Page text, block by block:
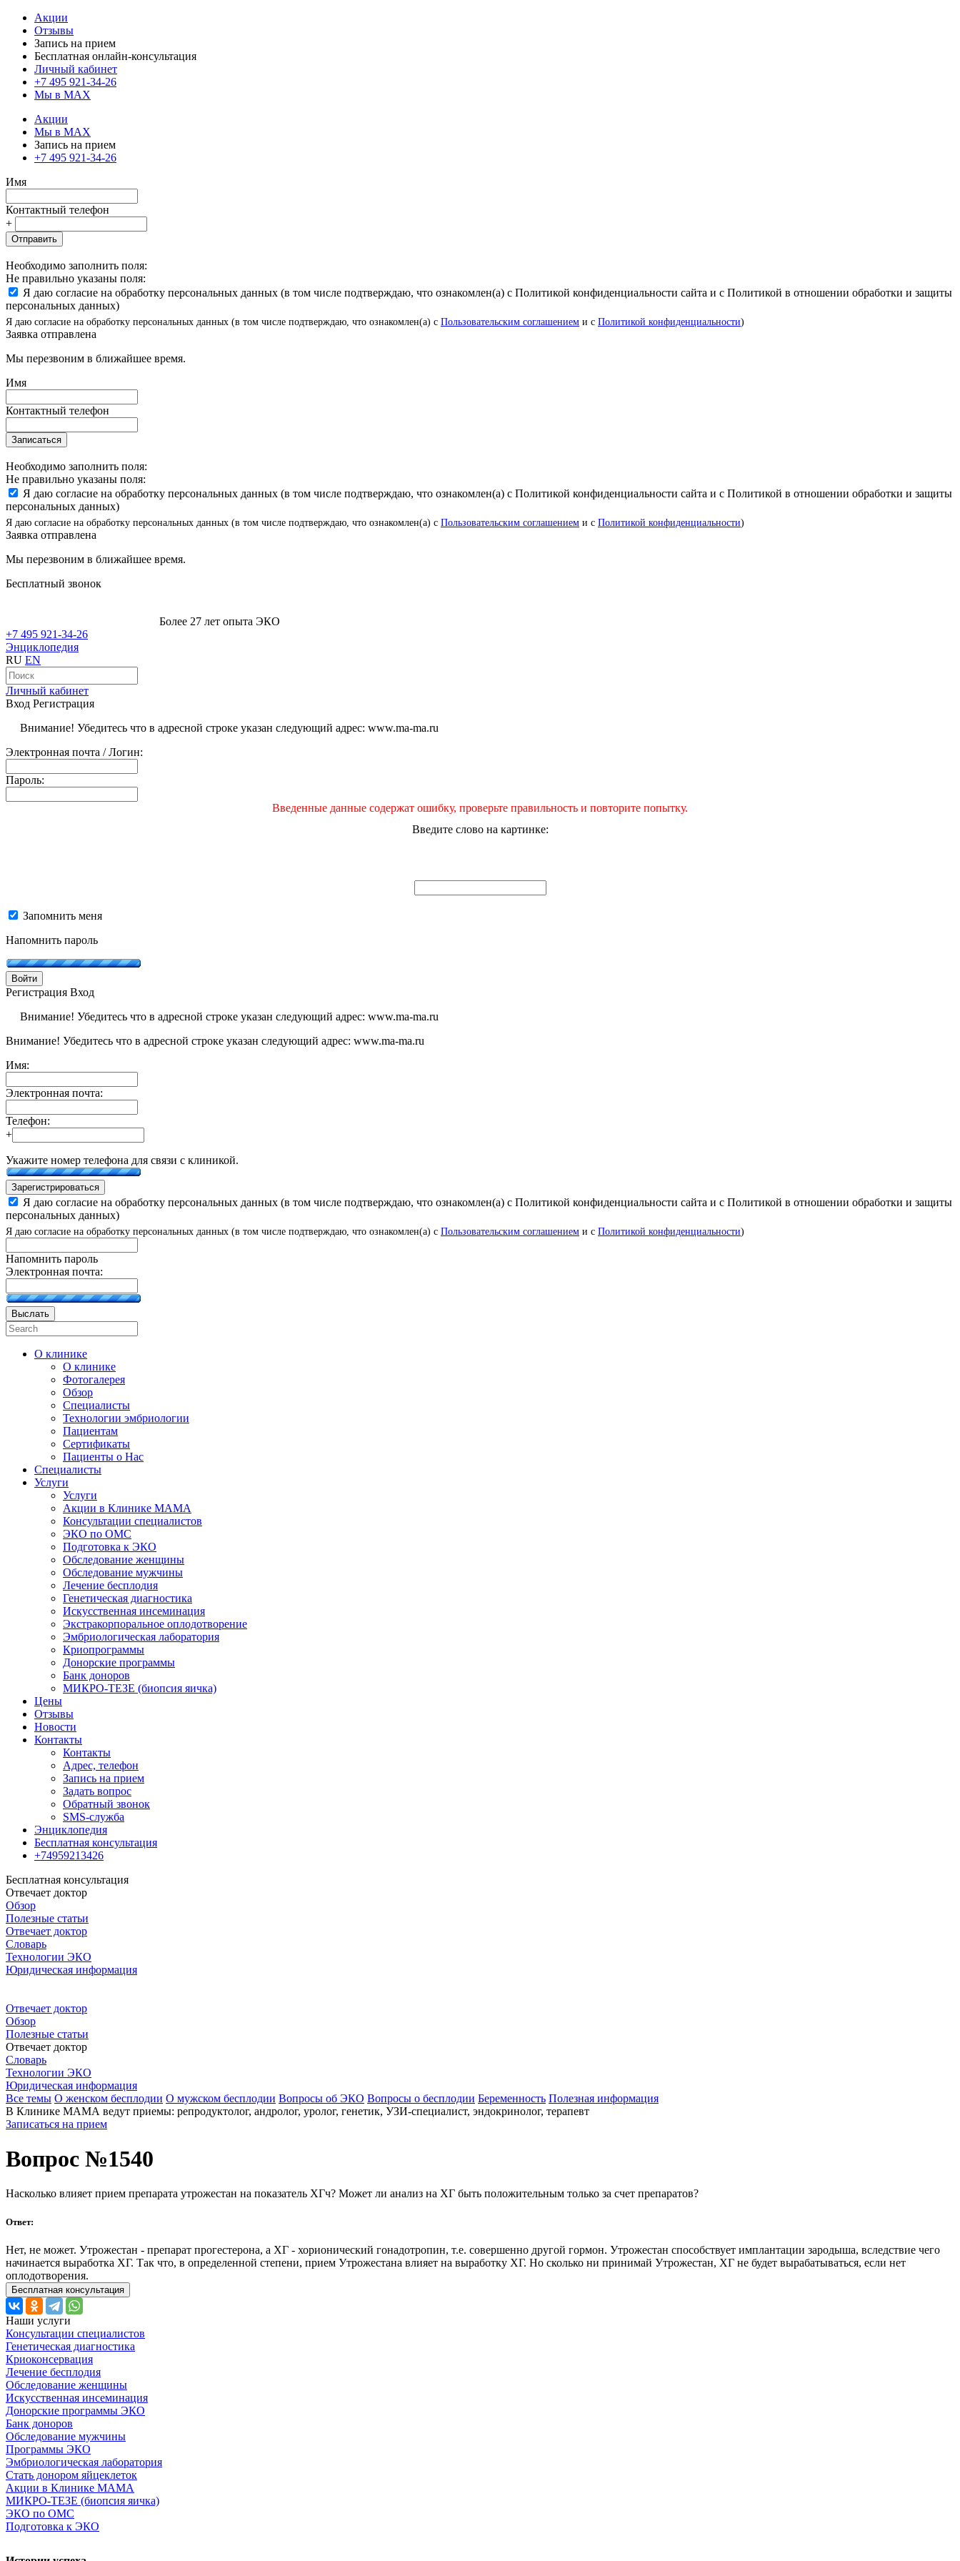
Акции
Отзывы
Запись на прием
Бесплатная онлайн-консультация
Личный кабинет
+7 495 921-34-26
Мы в MAX
Акции
Мы в MAX
Запись на прием
+7 495 921-34-26
Имя
Контактный телефон
+
Отправить
Необходимо заполнить поля:
Не правильно указаны поля:
Я даю согласие на обработку персональных данных (в том числе подтверждаю, что ознакомлен(а) с Политикой конфиденциальности сайта и с Политикой в отношении обработки и защиты
персональных данных)
Я даю согласие на обработку персональных данных (в том числе подтверждаю, что ознакомлен(а) с Пользовательским соглашением и с Политикой конфиденциальности)
Заявка отправлена
Мы перезвоним в ближайшее время.
Имя
Контактный телефон
Записаться
Необходимо заполнить поля:
Не правильно указаны поля:
Я даю согласие на обработку персональных данных (в том числе подтверждаю, что ознакомлен(а) с Политикой конфиденциальности сайта и с Политикой в отношении обработки и защиты
персональных данных)
Я даю согласие на обработку персональных данных (в том числе подтверждаю, что ознакомлен(а) с Пользовательским соглашением и с Политикой конфиденциальности)
Заявка отправлена
Мы перезвоним в ближайшее время.
Бесплатный звонок
Более 27 лет опыта ЭКО
+7 495 921-34-26
Энциклопедия
RU EN
Личный кабинет
Вход Регистрация
Внимание! Убедитесь что в адресной строке указан следующий адрес: www.ma-ma.ru
Электронная почта / Логин:
Пароль:
Введенные данные содержат ошибку, проверьте правильность и повторите попытку.
Введите слово на картинке:
Запомнить меня
Напомнить пароль
Войти
Регистрация Вход
Внимание! Убедитесь что в адресной строке указан следующий адрес: www.ma-ma.ru
Внимание! Убедитесь что в адресной строке указан следующий адрес: www.ma-ma.ru
Имя:
Электронная почта:
Телефон:
+
Укажите номер телефона для связи с клиникой.
Зарегистрироваться
Я даю согласие на обработку персональных данных (в том числе подтверждаю, что ознакомлен(а) с Политикой конфиденциальности сайта и с Политикой в отношении обработки и защиты
персональных данных)
Я даю согласие на обработку персональных данных (в том числе подтверждаю, что ознакомлен(а) с Пользовательским соглашением и с Политикой конфиденциальности)
Напомнить пароль
Электронная почта:
Выслать
О клинике
О клинике
Фотогалерея
Обзор
Специалисты
Технологии эмбриологии
Пациентам
Сертификаты
Пациенты о Нас
Специалисты
Услуги
Услуги
Акции в Клинике МАМА
Консультации специалистов
ЭКО по ОМС
Подготовка к ЭКО
Обследование женщины
Обследование мужчины
Лечение бесплодия
Генетическая диагностика
Искусственная инсеминация
Экстракорпоральное оплодотворение
Эмбриологическая лаборатория
Криопрограммы
Донорские программы
Банк доноров
МИКРО-ТЕЗЕ (биопсия яичка)
Цены
Отзывы
Новости
Контакты
Контакты
Адрес, телефон
Запись на прием
Задать вопрос
Обратный звонок
SMS-служба
Энциклопедия
Бесплатная консультация
+74959213426
Бесплатная консультация
Отвечает доктор
Обзор
Полезные статьи
Отвечает доктор
Словарь
Технологии ЭКО
Юридическая информация
Отвечает доктор
Обзор
Полезные статьи
Отвечает доктор
Словарь
Технологии ЭКО
Юридическая информация
Все темы О женском бесплодии О мужском бесплодии Вопросы об ЭКО Вопросы о бесплодии Беременность Полезная информация
В Клинике МАМА ведут приемы: репродуктолог, андролог, уролог, генетик, УЗИ-специалист, эндокринолог, терапевт
Записаться на прием
Вопрос №1540
Насколько влияет прием препарата утрожестан на показатель ХГч? Может ли анализ на ХГ быть положительным только за счет препаратов?
Ответ:
Нет, не может. Утрожестан - препарат прогестерона, а ХГ - хорионический гонадотропин, т.е. совершенно другой гормон. Утрожестан способствует имплантации зародыша, вследствие чего
начинается выработка ХГ. Так что, в определенной степени, прием Утрожестана влияет на выработку ХГ. Но сколько ни принимай Утрожестан, ХГ не будет вырабатываться, если нет
оплодотворения.
Бесплатная консультация
Наши услуги
Консультации специалистов
Генетическая диагностика
Криоконсервация
Лечение бесплодия
Обследование женщины
Искусственная инсеминация
Донорские программы ЭКО
Банк доноров
Обследование мужчины
Программы ЭКО
Эмбриологическая лаборатория
Стать донором яйцеклеток
Акции в Клинике МАМА
МИКРО-ТЕЗЕ (биопсия яичка)
ЭКО по ОМС
Подготовка к ЭКО